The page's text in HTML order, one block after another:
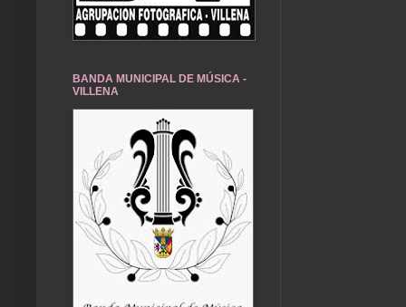
BANDA MUNICIPAL DE MÚSICA -
VILLENA